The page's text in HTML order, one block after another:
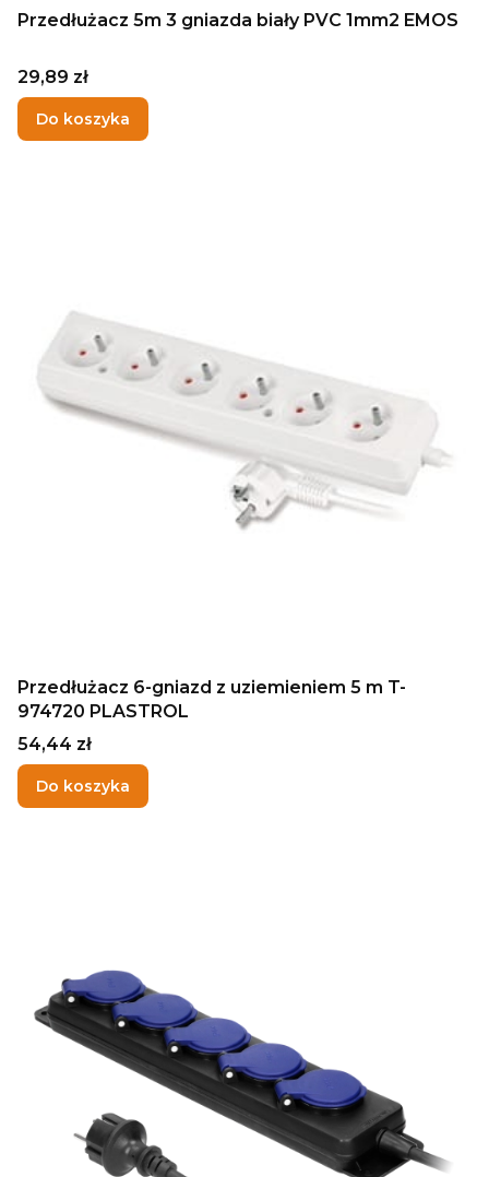
Przedłużacz 5m 3 gniazda biały PVC 1mm2 EMOS
Cena
29,89 zł
Do koszyka
Przedłużacz 6-gniazd z uziemieniem 5 m T-
974720 PLASTROL
Cena
54,44 zł
Do koszyka